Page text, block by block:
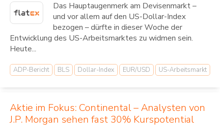
Das Hauptaugenmerk am Devisenmarkt –
und vor allem auf den US-Dollar-Index
bezogen – dürfte in dieser Woche der
Entwicklung des US-Arbeitsmarktes zu widmen sein.
Heute...
ADP-Bericht BLS Dollar-Index EUR/USD US-Arbeitsmarkt
Aktie im Fokus: Continental – Analysten von
J.P. Morgan sehen fast 30% Kurspotential